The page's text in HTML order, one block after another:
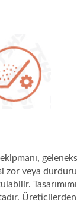
zor veya
Üreticilerden